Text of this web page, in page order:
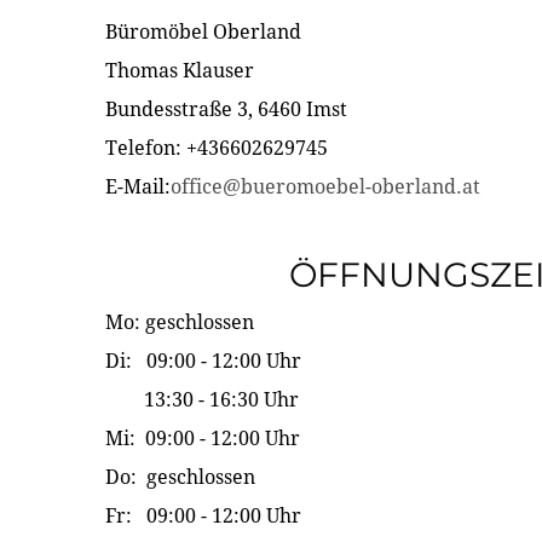
Büromöbel Oberland
Thomas Klauser
Bundesstraße 3, 6460 Imst
Telefon: +436602629745
E-Mail:office@bueromoebel-oberland.at
Mo: geschlossen
Di: 09:00 - 12:00 Uhr
13:30 - 16:30 Uhr
Mi: 09:00 - 12:00 Uhr
Do: geschlossen
Fr: 09:00 - 12:00 Uhr